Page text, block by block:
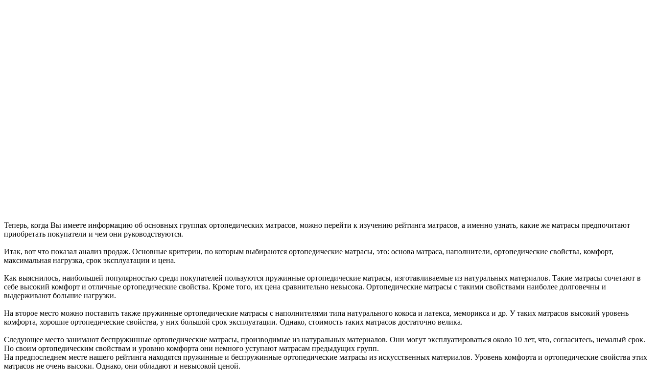
Теперь, когда Вы имеете информацию об основных группах ортопедических матрасов, можно перейти к изучению рейтинга матрасов, а именно узнать, какие же матрасы предпочитают
приобретать покупатели и чем они руководствуются.
Итак, вот что показал анализ продаж. Основные критерии, по которым выбираются ортопедические матрасы, это: основа матраса, наполнители, ортопедические свойства, комфорт,
максимальная нагрузка, срок эксплуатации и цена.
Как выяснилось, наибольшей популярностью среди покупателей пользуются пружинные ортопедические матрасы, изготавливаемые из натуральных материалов. Такие матрасы сочетают в
себе высокий комфорт и отличные ортопедические свойства. Кроме того, их цена сравнительно невысока. Ортопедические матрасы с такими свойствами наиболее долговечны и
выдерживают большие нагрузки.
На второе место можно поставить также пружинные ортопедические матрасы с наполнителями типа натурального кокоса и латекса, меморикса и др. У таких матрасов высокий уровень
комфорта, хорошие ортопедические свойства, у них большой срок эксплуатации. Однако, стоимость таких матрасов достаточно велика.
Следующее место занимают беспружинные ортопедические матрасы, производимые из натуральных материалов. Они могут эксплуатироваться около 10 лет, что, согласитесь, немалый срок.
По своим ортопедическим свойствам и уровню комфорта они немного уступают матрасам предыдущих групп.
На предпоследнем месте нашего рейтинга находятся пружинные и беспружинные ортопедические матрасы из искусственных материалов. Уровень комфорта и ортопедические свойства этих
матрасов не очень высоки. Однако, они обладают и невысокой ценой.